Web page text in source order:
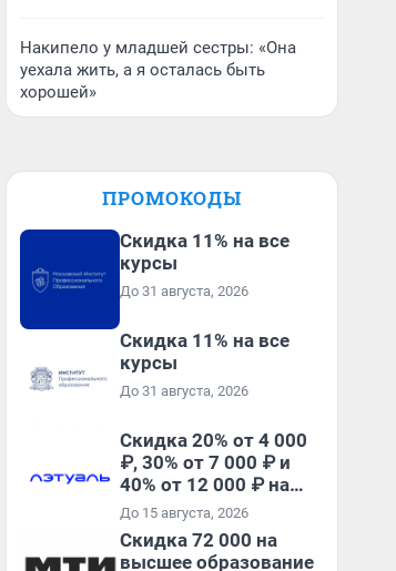
Накипело у младшей сестры: «Она
уехала жить, а я осталась быть
хорошей»
ПРОМОКОДЫ
Скидка 11% на все
курсы
До 31 августа, 2026
Скидка 11% на все
курсы
До 31 августа, 2026
Скидка 20% от 4 000
₽, 30% от 7 000 ₽ и
40% от 12 000 ₽ на
первый и все
повторные заказы по
промокоду ТРЕНД
До 15 августа, 2026
Скидка 72 000 на
высшее образование